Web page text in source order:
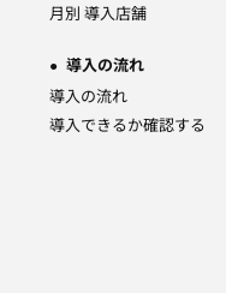
月別 導入店舗
導入の流れ
導入の流れ
導入できるか確認する